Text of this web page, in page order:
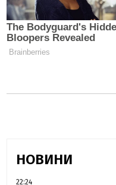
НОВИНИ
22:24